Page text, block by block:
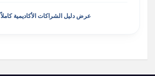
عرض دليل الشراكات الأكاديمية كاملاً